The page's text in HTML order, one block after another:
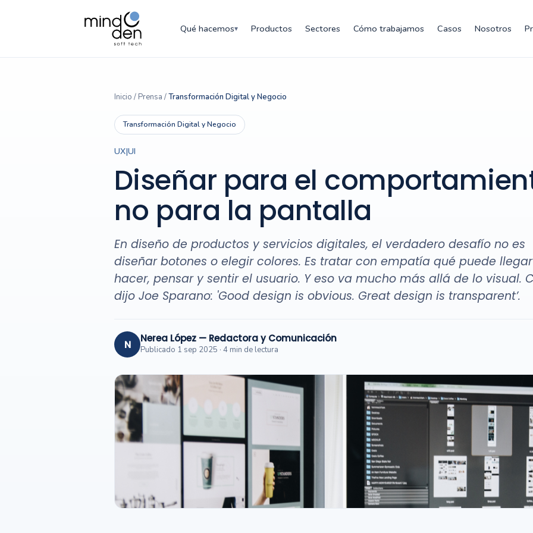
Qué hacemos▾ Productos Sectores Cómo trabajamos Casos Nosotros
Inicio / Prensa /Transformación Digital y Negocio
Transformación Digital y Negocio
UX|UI
Diseñar para el
no para la pantalla
En diseño de productos y servicios digitales, el verdadero desafío no es
diseñar botones o elegir colores. Es tratar con empatía qué puede
hacer, pensar y sentir el usuario. Y eso va mucho más allá de lo visual.
dijo Joe Sparano: 'Good design is obvious. Great design is transparent’.
N Nerea López — Redactora y Comunicación
Publicado 1 sep 2025 · 4 min de lectura